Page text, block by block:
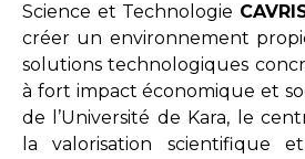
Science et Technologie
créer un environnement
solutions technologiques
à fort impact économique et
de l’Université de Kara, le
la valorisation scientifique